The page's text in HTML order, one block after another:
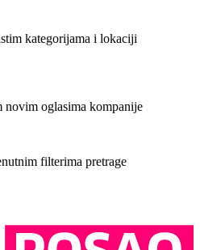
kategorijama i lokaciji
oglasima kompanije
filterima pretrage